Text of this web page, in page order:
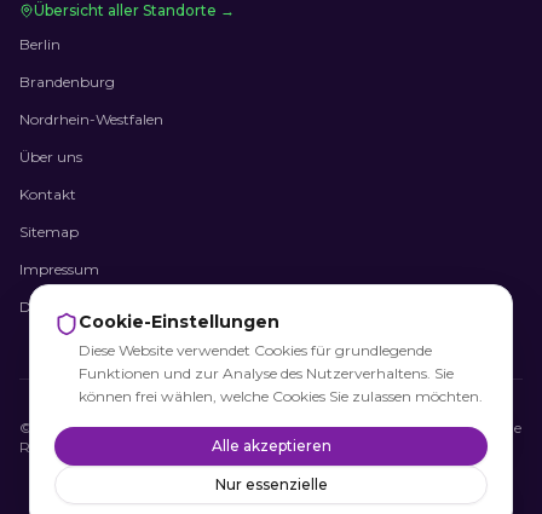
Übersicht aller Standorte →
Berlin
Brandenburg
Nordrhein-Westfalen
Über uns
Kontakt
Sitemap
Impressum
Datenschutz
© 2026Gutachten Plus+ · Ihr überregionaler Kfz-Sachverständiger · Alle
Rechte vorbehalten.
Jetzt kostenlos beraten lassen
Cookie-Einstellungen
Diese Website verwendet Cookies für grundlegende
Funktionen und zur Analyse des Nutzerverhaltens. Sie
können frei wählen, welche Cookies Sie zulassen möchten.
Alle akzeptieren
Nur essenzielle